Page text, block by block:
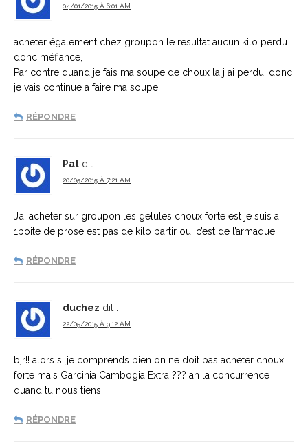
04/01/2015 À 6:01 AM
acheter également chez groupon le resultat aucun kilo perdu
donc méfiance,
Par contre quand je fais ma soupe de choux la j ai perdu, donc
je vais continue a faire ma soupe
RÉPONDRE
Pat dit :
20/05/2015 À 7:21 AM
J’ai acheter sur groupon les gelules choux forte est je suis a
1boite de prose est pas de kilo partir oui c’est de l’armaque
RÉPONDRE
duchez dit :
22/05/2015 À 9:12 AM
bjr!! alors si je comprends bien on ne doit pas acheter choux
forte mais Garcinia Cambogia Extra ??? ah la concurrence
quand tu nous tiens!!
RÉPONDRE